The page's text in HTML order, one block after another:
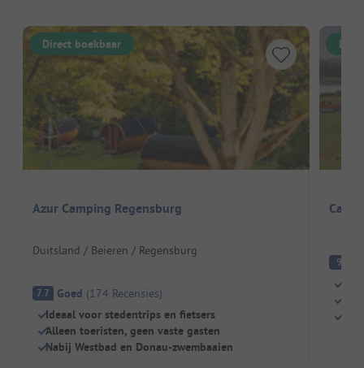
Direct boekbaar
Azur Camping Regensburg
Duitsland / Beieren / Regensburg
7.7 Goed (174 Recensies)
Ideaal voor stedentrips en fietsers
Alleen toeristen, geen vaste gasten
Nabij Westbad en Donau-zwembaaien
9